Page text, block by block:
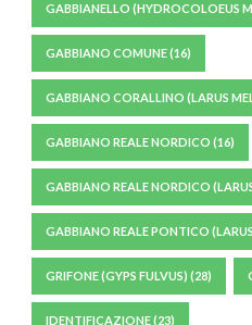
GABBIANELLO (HYDROCOLOEUS
GABBIANO COMUNE(16)
GABBIANO CORALLINO (LARUS
GABBIANO REALE NORDICO (16)
GABBIANO REALE NORDICO
GABBIANO REALE PONTICO
GRIFONE (GYPS FULVUS) (28)
IDENTIFICAZIONE(23)